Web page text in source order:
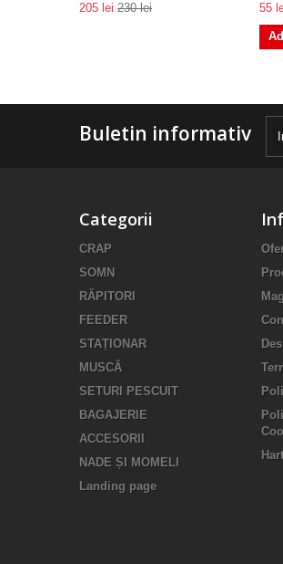
205 lei 230 lei 55
Buletin informativ
Categorii
CRAP
SOMN
RĂPITORI
FEEDER
STAȚIONAR
MUSCĂ
SETURI PESCUIT
BAGAJERIE
ACCESORII
NADE ȘI MOMELI
Landing page